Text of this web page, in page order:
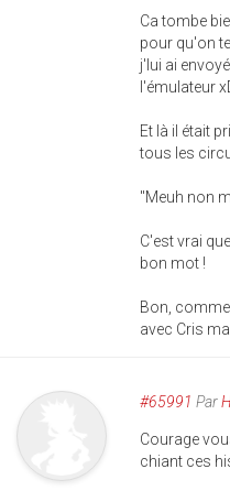
Ca tombe
pour qu'on
j'lui ai
l'émulateur
Et là il était
tous les
"Meuh non
C'est vrai
bon mot !
Bon,
avec Cris
#65991 Par
Courage
chiant ces